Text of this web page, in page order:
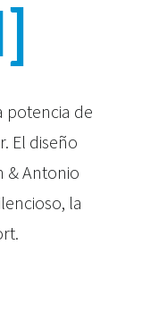
potencia de
El diseño
& Antonio
la